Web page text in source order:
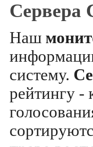
Сервера
Наш
систему.
рейтингу -